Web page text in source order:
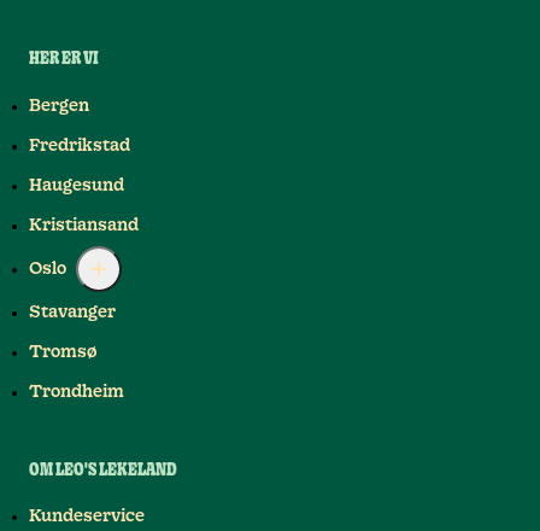
HER ER VI
Bergen
Fredrikstad
Haugesund
Kristiansand
Oslo
Stavanger
Tromsø
Trondheim
OM LEO'S LEKELAND
Kundeservice